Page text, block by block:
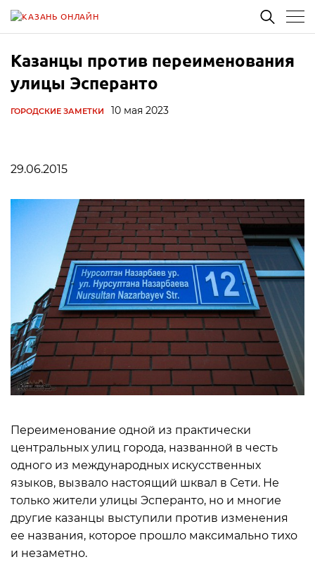
Казанцы против переименования
улицы Эсперанто
ГОРОДСКИЕ ЗАМЕТКИ 10 мая 2023
29.06.2015
Переименование одной из практически
центральных улиц города, названной в честь
одного из международных искусственных
языков, вызвало настоящий шквал в Сети. Не
только жители улицы Эсперанто, но и многие
другие казанцы выступили против изменения
ее названия, которое прошло максимально тихо
и незаметно.